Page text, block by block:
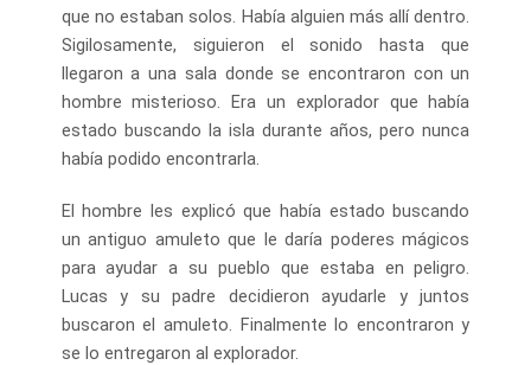
que no estaban solos. Había alguien más allí dentro.
Sigilosamente, siguieron el sonido hasta que
llegaron a una sala donde se encontraron con un
hombre misterioso. Era un explorador que había
estado buscando la isla durante años, pero nunca
había podido encontrarla.
El hombre les explicó que había estado buscando
un antiguo amuleto que le daría poderes mágicos
para ayudar a su pueblo que estaba en peligro.
Lucas y su padre decidieron ayudarle y juntos
buscaron el amuleto. Finalmente lo encontraron y
se lo entregaron al explorador.